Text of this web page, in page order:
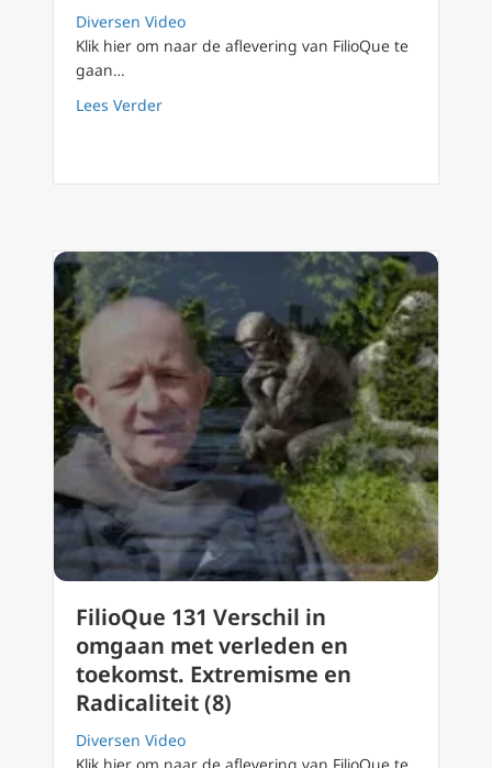
Diversen Video
Klik hier om naar de aflevering van FilioQue te
gaan…
Lees Verderabout FilioQue 132 Romantiek en
FilioQue 131 Verschil in
omgaan met verleden en
toekomst. Extremisme en
Radicaliteit (8)
Diversen Video